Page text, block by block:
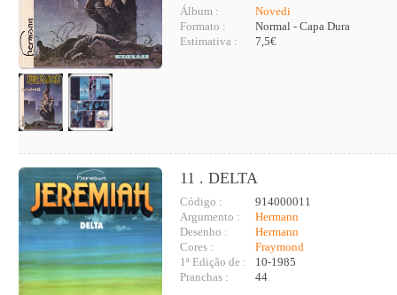
Álbum :
Novedi
Formato :
Normal - Capa Dura
Estimativa :
7,5€
11 . DELTA
Código :
914000011
Argumento :
Hermann
Desenho :
Hermann
Cores :
Fraymond
1ª Edição de :
10-1985
Pranchas :
44